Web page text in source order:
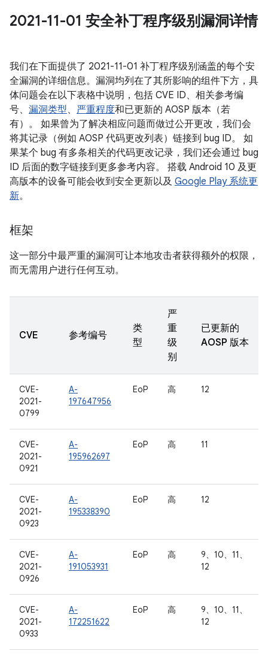
2021-11-01 安全补丁程序级别漏洞详情
我们在下面提供了 2021-11-01 补丁程序级别涵盖的每个安
全漏洞的详细信息。漏洞均列在了其所影响的组件下方，具
体问题会在以下表格中说明，包括 CVE ID、相关参考编
号、 漏洞类型、 严重程度和已更新的 AOSP 版本（若
有）。 如果曾为了解决相应问题而做过公开更改，我们会
将其记录（例如 AOSP 代码更改列表）链接到 bug ID。 如
果某个 bug 有多条相关的代码更改记录，我们还会通过 bug
ID 后面的数字链接到更多参考内容。 搭载 Android 10 及更
高版本的设备可能会收到安全更新以及 Google Play 系统更
新。
框架
这一部分中最严重的漏洞可让本地攻击者获得额外的权限，
而无需用户进行任何互动。
CVE 参考编号
类
型
严
重
级
别
已更新的
AOSP 版本
CVE-
2021-
0799
A-
197647956
EoP 高 12
CVE-
2021-
0921
A-
195962697
EoP 高 11
CVE-
2021-
0923
A-
195338390
EoP 高 12
CVE-
2021-
0926
A-
191053931
EoP 高
9、10、11、
12
CVE-
2021-
0933
A-
172251622
EoP 高
9、10、11、
12